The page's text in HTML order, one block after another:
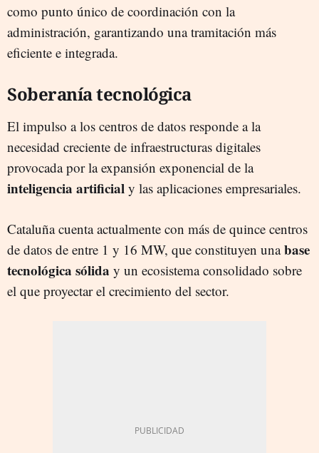
como punto único de coordinación con la
administración, garantizando una tramitación más
eficiente e integrada.
Soberanía tecnológica
El impulso a los centros de datos responde a la
necesidad creciente de infraestructuras digitales
provocada por la expansión exponencial de la
inteligencia artificial y las aplicaciones empresariales.
Cataluña cuenta actualmente con más de quince centros
de datos de entre 1 y 16 MW, que constituyen unabase
tecnológica sólida y un ecosistema consolidado sobre
el que proyectar el crecimiento del sector.